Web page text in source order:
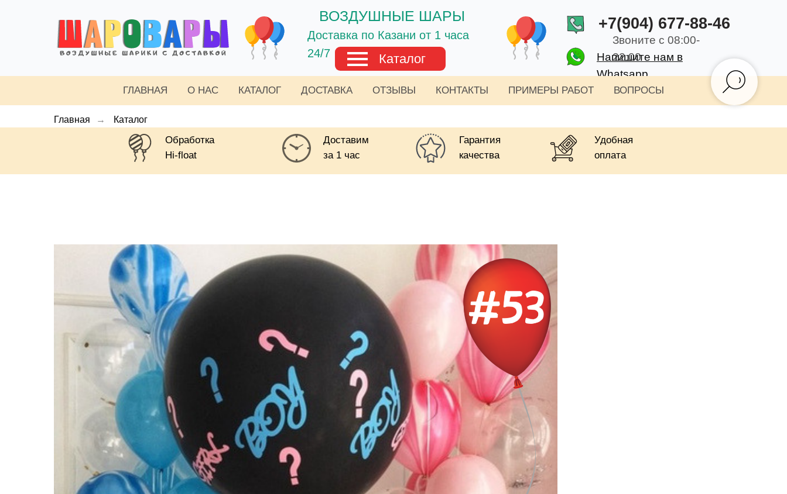
+7(904) 677-88-46
ВОЗДУШНЫЕ ШАРЫ
Доставка по Казани от 1 часа
24/7
Звоните с 08:00-
22:00
Напишите нам в
Whatsapp
Каталог
ГЛАВНАЯ О НАС КАТАЛОГ ДОСТАВКА ОТЗЫВЫ КОНТАКТЫ ПРИМЕРЫ РАБОТ ВОПРОСЫ
Главная → Каталог
Обработка
Hi-float
Доставим
за 1 час
Гарантия
качества
Удобная
оплата